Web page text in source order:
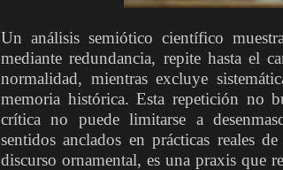
Un análisis semiótico científico
mediante redundancia, repite hasta el
normalidad, mientras excluye
memoria histórica. Esta repetición no
crítica no puede limitarse a
sentidos anclados en prácticas reales
discurso ornamental, es una praxis que